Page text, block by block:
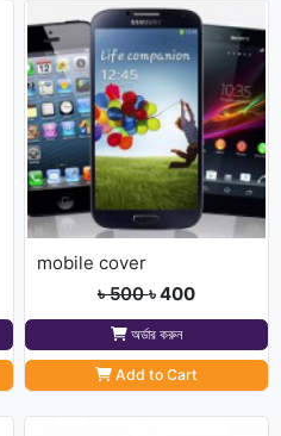
mobile cover
৳ 500৳ 400
অর্ডার করুন
Add to Cart